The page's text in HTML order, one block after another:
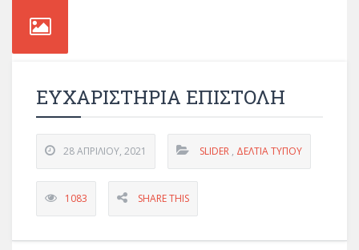
ΕΥΧΑΡΙΣΤΗΡΙΑ ΕΠΙΣΤΟΛΗ
28 ΑΠΡΙΛΊΟΥ, 2021 SLIDER , ΔΕΛΤΊΑ ΤΎΠΟΥ
1083 SHARE THIS